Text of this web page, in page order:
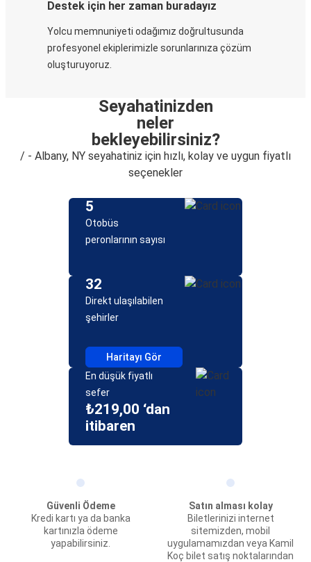
Destek için her zaman buradayız
Yolcu memnuniyeti odağımız doğrultusunda
profesyonel ekiplerimizle sorunlarınıza çözüm
oluşturuyoruz.
Seyahatinizden
neler
bekleyebilirsiniz?
/ - Albany, NY seyahatiniz için hızlı, kolay ve uygun fiyatlı
seçenekler
5
Otobüs
peronlarının sayısı
32
Direkt ulaşılabilen
şehirler
Haritayı Gör
En düşük fiyatlı
sefer
₺219,00 ‘dan
itibaren
Güvenli Ödeme
Kredi kartı ya da banka
kartınızla ödeme
yapabilirsiniz.
Satın alması kolay
Biletlerinizi internet
sitemizden, mobil
uygulamamızdan veya Kamil
Koç bilet satış noktalarından